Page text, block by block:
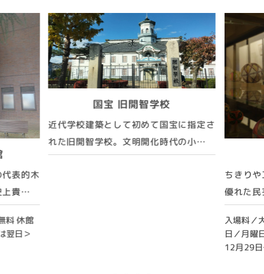
表的木
上貴…
料 休館
翌日＞
国宝 旧開智学校
近代学校建築として初めて国宝に指定さ
れた旧開智学校。文明開化時代の小…
ちきり
優れた
入場料／
日／月曜
12月29